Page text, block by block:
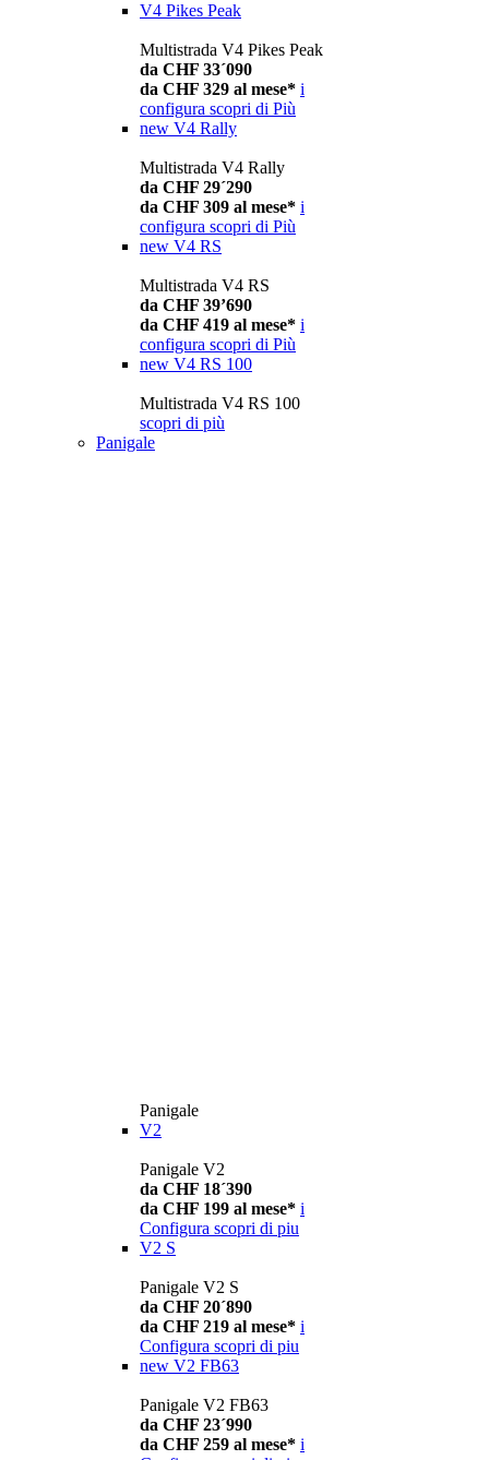
V4 Pikes Peak
Multistrada V4 Pikes Peak
da CHF 33´090
da CHF 329 al mese* i
configura scopri di Più
new V4 Rally
Multistrada V4 Rally
da CHF 29´290
da CHF 309 al mese* i
configura scopri di Più
new V4 RS
Multistrada V4 RS
da CHF 39’690
da CHF 419 al mese* i
configura scopri di Più
new V4 RS 100
Multistrada V4 RS 100
scopri di più
Panigale
Panigale
V2
Panigale V2
da CHF 18´390
da CHF 199 al mese* i
Configura scopri di piu
V2 S
Panigale V2 S
da CHF 20´890
da CHF 219 al mese* i
Configura scopri di piu
new V2 FB63
Panigale V2 FB63
da CHF 23´990
da CHF 259 al mese* i